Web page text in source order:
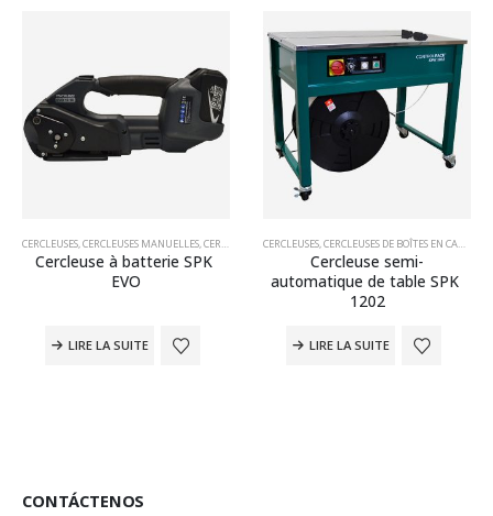
,MACHINES D'EMBALLAGE
CERCLEUSES,CERCLEUSES MANUELLES,CERCLEUSES MANUELLES POUR PP ET PET ,MACHINES
Cercleuse à batterie SPK
EVO
LIRE LA SUITE
CERCLEUSES,CERCLEUSES DE BOÎTES EN CARTON
Cercleuse semi-
automatique de table SPK
1202
LIRE LA SUITE
CONTÁCTENOS